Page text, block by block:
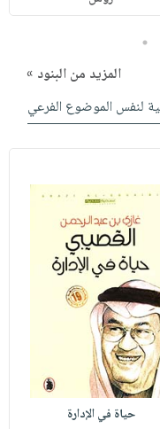
5
المزيد من البنود »
لنفس الموضوع الفرعي
حياة في الإدارة